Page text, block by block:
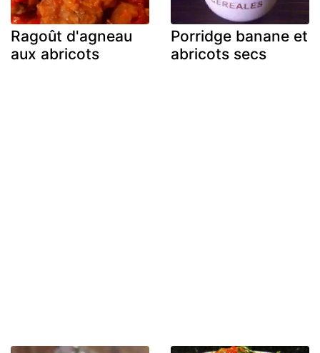
Ragoût d'agneau
aux abricots
Porridge banane et
abricots secs